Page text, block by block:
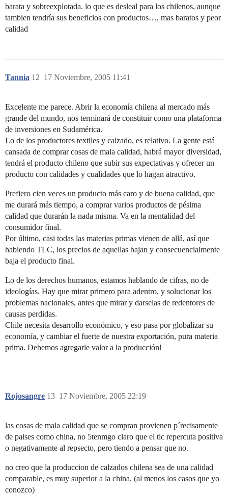
barata y sobreexplotada. lo que es desleal para los chilenos, aunque
tambien tendría sus beneficios con productos…, mas baratos y peor
calidad
Tannia 17 Noviembre, 2005 11:41
12
Excelente me parece. Abrir la economía chilena al mercado más
grande del mundo, nos terminará de constituir como una plataforma
de inversiones en Sudamérica.
Lo de los productores textiles y calzado, es relativo. La gente está
cansada de comprar cosas de mala calidad, habrá mayor diversidad,
tendrá el producto chileno que subir sus expectativas y ofrecer un
producto con calidades y cualidades que lo hagan atractivo.
Prefiero cien veces un producto más caro y de buena calidad, que
me durará más tiempo, a comprar varios productos de pésima
calidad que durarán la nada misma. Va en la mentalidad del
consumidor final.
Por último, casi todas las materias primas vienen de allá, así que
habiendo TLC, los precios de aquellas bajan y consecuencialmente
baja el producto final.
Lo de los derechos humanos, estamos hablando de cifras, no de
ideologías. Hay que mirar primero para adentro, y solucionar los
problemas nacionales, antes que mirar y darselas de redentores de
causas perdidas.
Chile necesita desarrollo económico, y eso pasa por globalizar su
economía, y cambiar el fuerte de nuestra exportación, pura materia
prima. Debemos agregarle valor a la producción!
Rojosangre 17 Noviembre, 2005 22:19
13
las cosas de mala calidad que se compran provienen p´recisamente
de paises como china, no 5tenmgo claro que el tlc repercuta positiva
o negativamente al repsecto, pero tiendo a pensar que no.
no creo que la produccion de calzados chilena sea de una calidad
comparable, es muy superior a la china, (al menos los casos que yo
conozco)